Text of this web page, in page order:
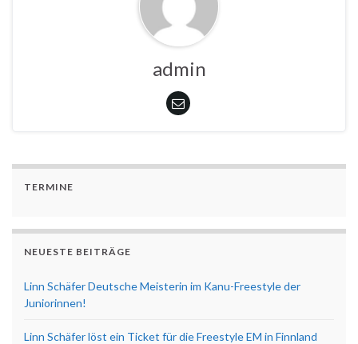
admin
TERMINE
NEUESTE BEITRÄGE
Linn Schäfer Deutsche Meisterin im Kanu-Freestyle der
Juniorinnen!
Linn Schäfer löst ein Ticket für die Freestyle EM in Finnland